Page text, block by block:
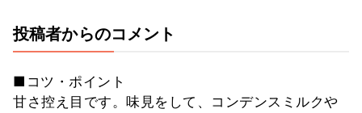
投稿者からのコメント
■コツ・ポイント
甘さ控え目です。味見をして、コンデンスミルクや